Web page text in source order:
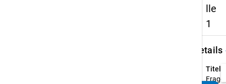
lle
1
Details
Titel: